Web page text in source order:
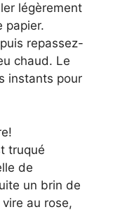
légèrement
papier.
repassez-
chaud. Le
instants pour
truqué
de
un brin de
au rose,